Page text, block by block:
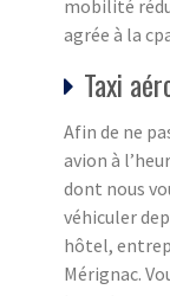
mobilité
agrée à la
Taxi
Afin de ne
avion à
dont nous
véhiculer
hôtel,
Mérignac.